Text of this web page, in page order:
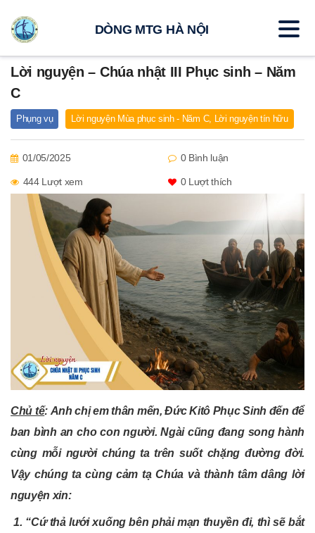
Lời nguyện – Chúa nhật III Phục sinh – Năm
C
Phụng vụ Lời nguyện Mùa phục sinh - Năm C, Lời nguyện tín hữu
01/05/2025 0 Bình luận
444 Lượt xem 0Lượt thích
Chủ tế:Anh chị em thân mến, Đức Kitô Phục Sinh đến để
ban bình an cho con người. Ngài cũng đang song hành
cùng mỗi người chúng ta trên suốt chặng đường đời.
Vậy chúng ta cùng cảm tạ Chúa và thành tâm dâng lời
nguyện xin:
1. “Cứ thả lưới xuống bên phải mạn thuyền đi, thì sẽ bắt
DÒNG MTG HÀ NỘI